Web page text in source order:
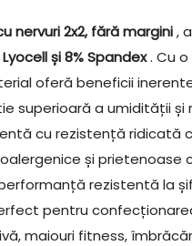
nervuri 2x2, fără margini,
și 8% Spandex. Cu
oferă beneficii
superioară a umidității și
cu rezistență ridicată
și prietenoase
rezistentă la
pentru
maiouri fitness,